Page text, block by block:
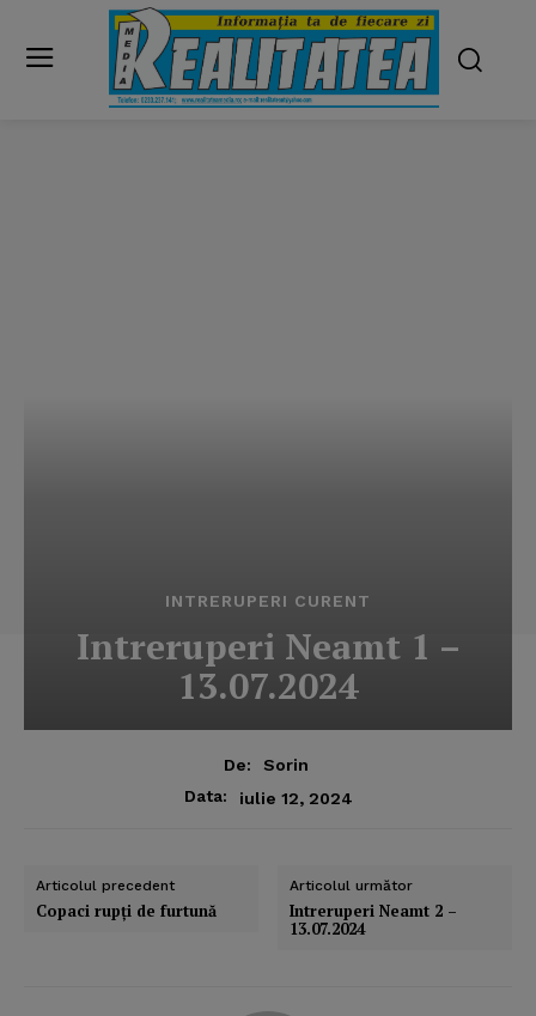
INTRERUPERI CURENT
Intreruperi Neamt 1 –
13.07.2024
De:
Sorin
Data:
iulie 12, 2024
Articolul precedent
Copaci rupţi de furtună
Articolul următor
Intreruperi Neamt 2 –
13.07.2024